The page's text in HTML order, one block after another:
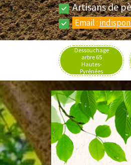
Artisans de
Email :
Dessouchage
arbre 65
Hautes-
Pyrénées